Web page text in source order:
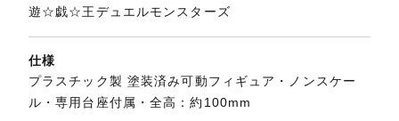
遊☆戯☆王デュエルモンスターズ
仕様
プラスチック製 塗装済み可動フィギュア・ノンスケー
ル・専用台座付属・全高：約100mm